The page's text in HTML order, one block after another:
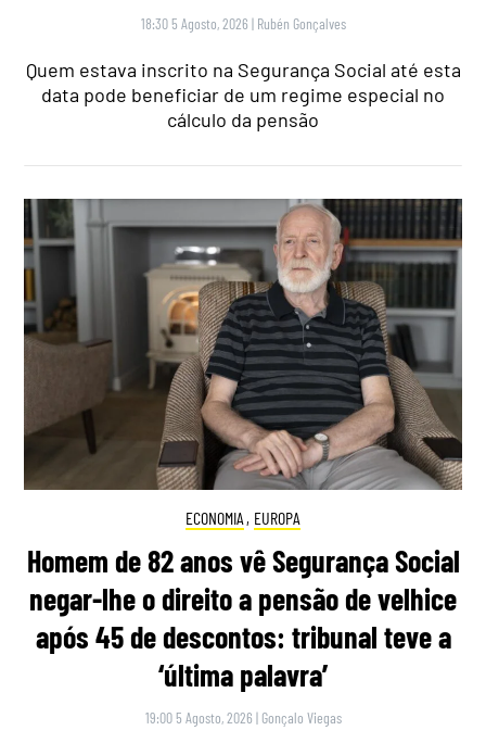
18:30 5 Agosto, 2026 | Rubén Gonçalves
Quem estava inscrito na Segurança Social até esta
data pode beneficiar de um regime especial no
cálculo da pensão
ECONOMIA , EUROPA
Homem de 82 anos vê Segurança Social
negar-lhe o direito a pensão de velhice
após 45 de descontos: tribunal teve a
‘última palavra’
19:00 5 Agosto, 2026 | Gonçalo Viegas